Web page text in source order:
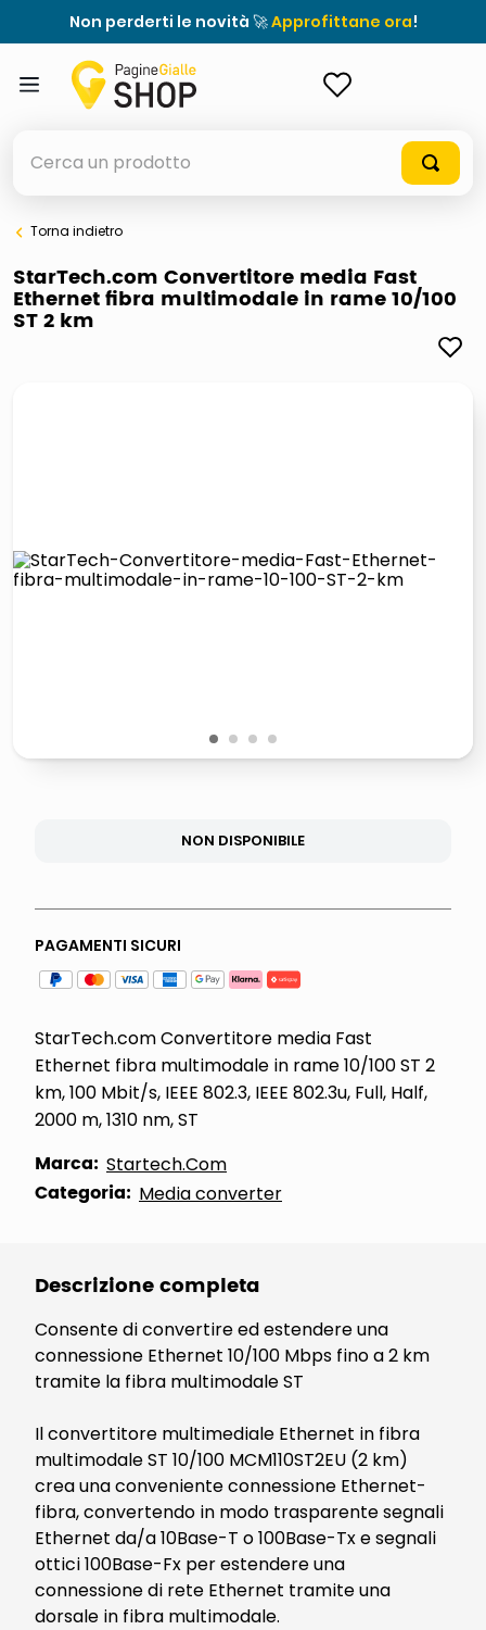
Non perderti le novità 🚀Approfittane ora!
elenchi telefonici
orologio parete
pattumiera raccolta differenziata
Torna indietro
StarTech.com Convertitore media Fast
Ethernet fibra multimodale in rame 10/100
ST 2 km
1 2 3 4
NON DISPONIBILE
PAGAMENTI SICURI
StarTech.com Convertitore media Fast
Ethernet fibra multimodale in rame 10/100 ST 2
km, 100 Mbit/s, IEEE 802.3, IEEE 802.3u, Full, Half,
2000 m, 1310 nm, ST
Marca: Startech.Com
Categoria: Media converter
Descrizione completa
Consente di convertire ed estendere una
connessione Ethernet 10/100 Mbps fino a 2 km
tramite la fibra multimodale ST
Il convertitore multimediale Ethernet in fibra
multimodale ST 10/100 MCM110ST2EU (2 km)
crea una conveniente connessione Ethernet-
fibra, convertendo in modo trasparente segnali
Ethernet da/a 10Base-T o 100Base-Tx e segnali
ottici 100Base-Fx per estendere una
connessione di rete Ethernet tramite una
dorsale in fibra multimodale.